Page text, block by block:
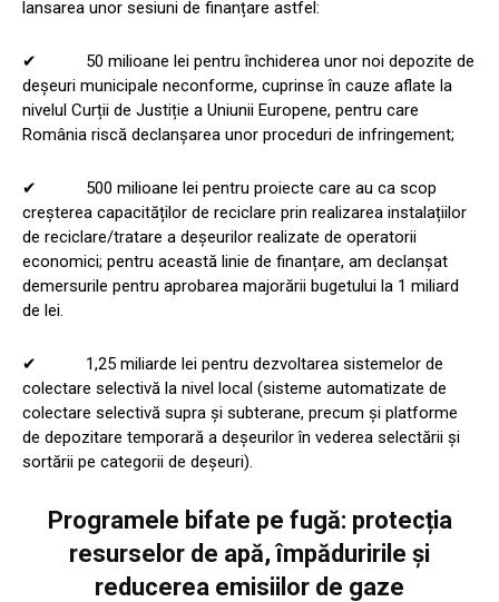
lansarea unor sesiuni de finanțare astfel:
✔ 50 milioane lei pentru închiderea unor noi depozite de
deșeuri municipale neconforme, cuprinse în cauze aflate la
nivelul Curții de Justiție a Uniunii Europene, pentru care
România riscă declanșarea unor proceduri de infringement;
✔ 500 milioane lei pentru proiecte care au ca scop
creșterea capacităților de reciclare prin realizarea instalațiilor
de reciclare/tratare a deșeurilor realizate de operatorii
economici; pentru această linie de finanțare, am declanșat
demersurile pentru aprobarea majorării bugetului la 1 miliard
de lei.
✔ 1,25 miliarde lei pentru dezvoltarea sistemelor de
colectare selectivă la nivel local (sisteme automatizate de
colectare selectivă supra și subterane, precum și platforme
de depozitare temporară a deșeurilor în vederea selectării și
sortării pe categorii de deșeuri).
Programele bifate pe fugă: protecția
resurselor de apă, împăduririle și
reducerea emisiilor de gaze